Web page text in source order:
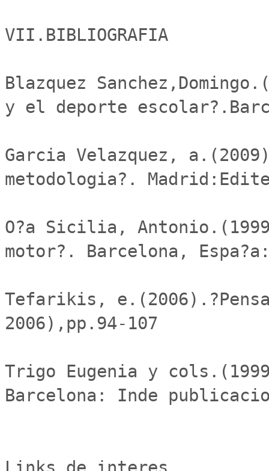
VII.BIBLIOGRAFIA
Blazquez
y el deporte
Garcia Velazquez,
metodologia?.
O?a Sicilia,
motor?. Barcelona,
Tefarikis,
2006),pp.94-107
Trigo Eugenia y
Barcelona: Inde